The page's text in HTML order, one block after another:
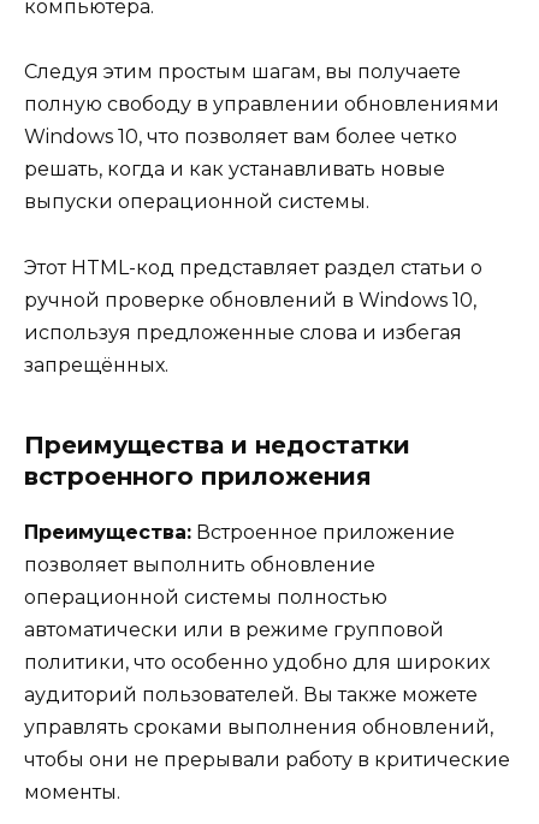
компьютера.
Следуя этим простым шагам, вы получаете
полную свободу в управлении обновлениями
Windows 10, что позволяет вам более четко
решать, когда и как устанавливать новые
выпуски операционной системы.
Этот HTML-код представляет раздел статьи о
ручной проверке обновлений в Windows 10,
используя предложенные слова и избегая
запрещённых.
Преимущества и недостатки
встроенного приложения
Преимущества: Встроенное приложение
позволяет выполнить обновление
операционной системы полностью
автоматически или в режиме групповой
политики, что особенно удобно для широких
аудиторий пользователей. Вы также можете
управлять сроками выполнения обновлений,
чтобы они не прерывали работу в критические
моменты.